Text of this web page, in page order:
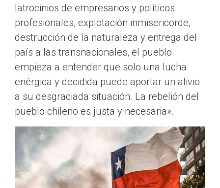
latrocinios de empresarios y políticos
profesionales, explotación inmisericorde,
destrucción de la naturaleza y entrega del
país a las transnacionales, el pueblo
empieza a entender que solo una lucha
enérgica y decidida puede aportar un alivio
a su desgraciada situación. La rebelión del
pueblo chileno es justa y necesaria».